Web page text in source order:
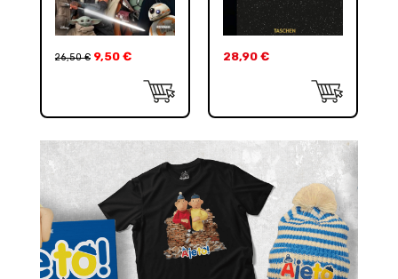
26,50€ 9,50 € 28,90 €